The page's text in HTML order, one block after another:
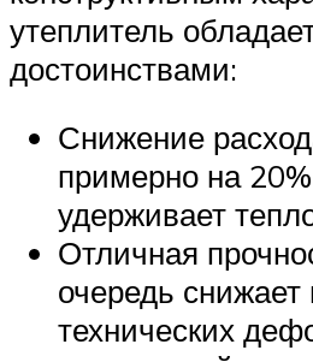
утеплитель
достоинствами:
Снижение
примерно на
удерживает
Отличная
очередь снижает
технических